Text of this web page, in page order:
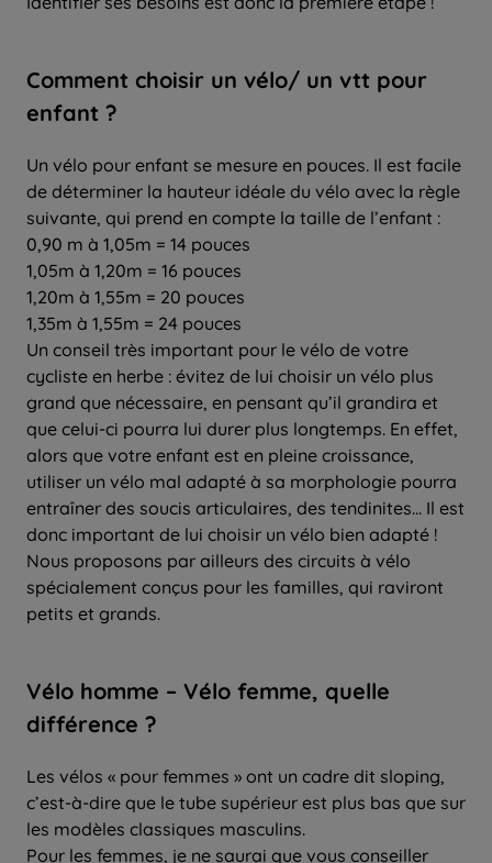
Comment choisir un vélo/ un vtt pour
enfant ?
Un vélo pour enfant se mesure en pouces. Il est facile
de déterminer la hauteur idéale du vélo avec la règle
suivante, qui prend en compte la taille de l’enfant :
0,90 m à 1,05m = 14 pouces
1,05m à 1,20m = 16 pouces
1,20m à 1,55m = 20 pouces
1,35m à 1,55m = 24 pouces
Un conseil très important pour le vélo de votre
cycliste en herbe : évitez de lui choisir un vélo plus
grand que nécessaire, en pensant qu’il grandira et
que celui-ci pourra lui durer plus longtemps. En effet,
alors que votre enfant est en pleine croissance,
utiliser un vélo mal adapté à sa morphologie pourra
entraîner des soucis articulaires, des tendinites… Il est
donc important de lui choisir un vélo bien adapté !
Nous proposons par ailleurs des circuits à vélo
spécialement conçus pour les familles, qui raviront
petits et grands.
Vélo homme – Vélo femme, quelle
différence ?
Les vélos « pour femmes » ont un cadre dit sloping,
c’est-à-dire que le tube supérieur est plus bas que sur
les modèles classiques masculins.
Pour les femmes, je ne saurai que vous conseiller